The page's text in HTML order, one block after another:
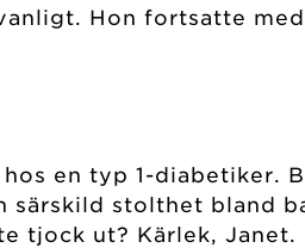
Hon fortsatte
en typ 1-diabetiker.
stolthet bland
tjock ut? Kärlek, Janet.